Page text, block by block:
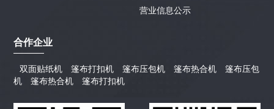
营业信息公示
合作企业
双面贴纸机 篷布打扣机 篷布压包机 篷布热合机
篷布压包
机
篷布热合机 篷布打扣机